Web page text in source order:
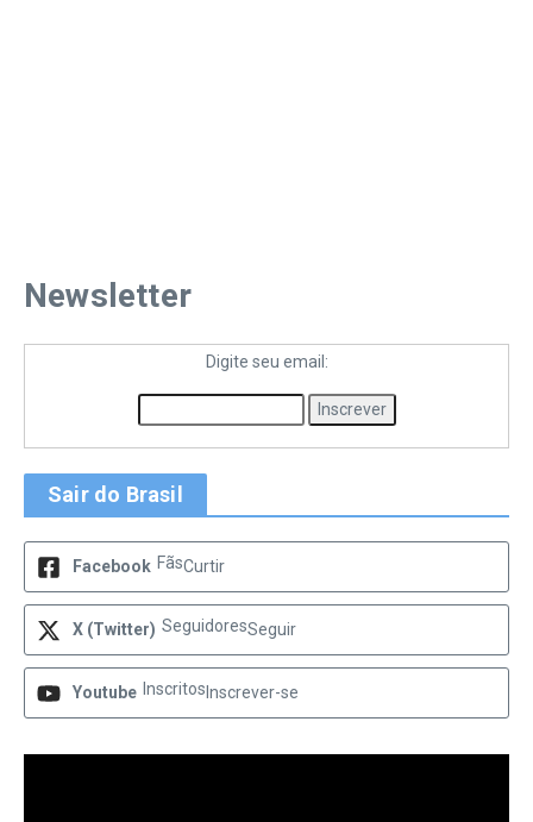
Newsletter
Digite seu email:
Sair do Brasil
Facebook FãsCurtir
X (Twitter) SeguidoresSeguir
Youtube Inscritos Inscrever-se